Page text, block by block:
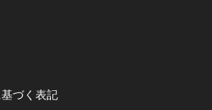
づく表記